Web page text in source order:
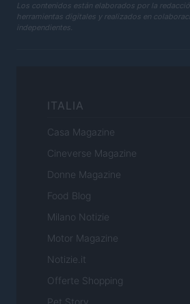
Los contenidos están elaborados por la
herramientas digitales y realizados en
independientes.
ITALIA
Casa Magazine
Cineverse Magazine
Donne Magazine
Food Blog
Milano Notizie
Motor Magazine
Notizie.it
Offerte Shopping